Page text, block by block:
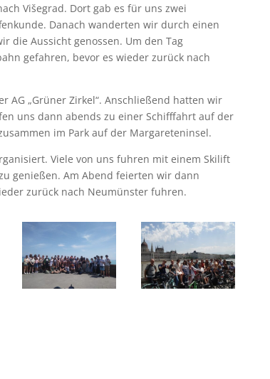
Višegrad. Dort gab es für uns zwei
Danach wanderten wir durch einen
die Aussicht genossen. Um den Tag
gefahren, bevor es wieder zurück nach
„Grüner Zirkel“. Anschließend hatten wir
uns dann abends zu einer Schifffahrt auf der
im Park auf der Margareteninsel.
Viele von uns fuhren mit einem Skilift
genießen. Am Abend feierten wir dann
zurück nach Neumünster fuhren.